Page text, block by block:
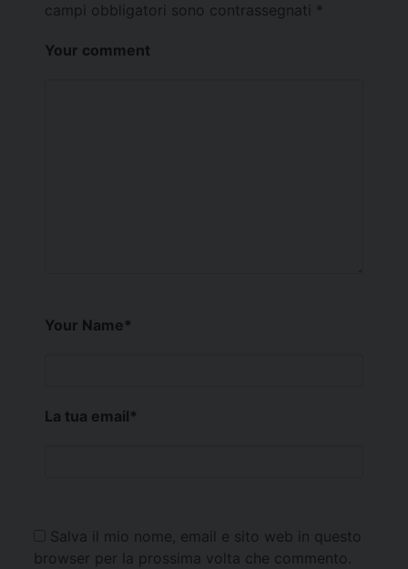
campi obbligatori sono contrassegnati *
Your comment
Your Name*
La tua email*
Salva il mio nome, email e sito web in questo
browser per la prossima volta che commento.